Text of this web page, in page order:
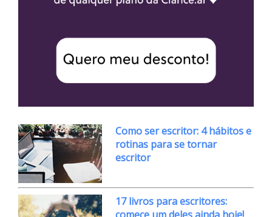
Como ser escritor: 4 hábitos e
rotinas para se tornar
escritor
17 livros para escritores: